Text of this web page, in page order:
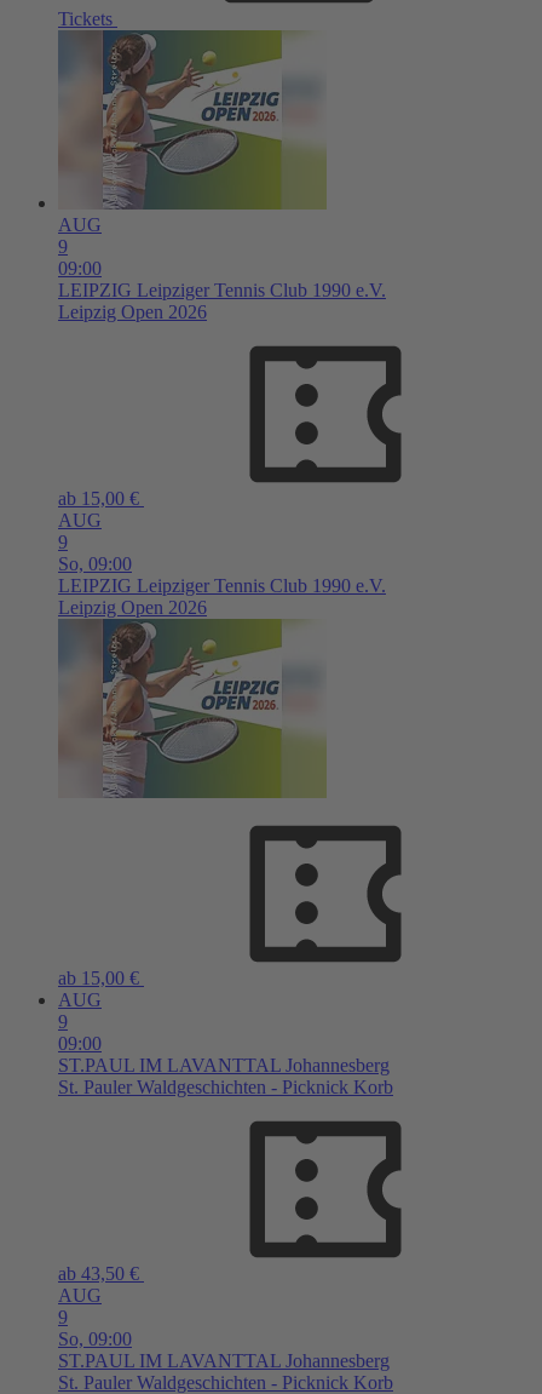
Tickets
AUG
9
09:00
LEIPZIG Leipziger Tennis Club 1990 e.V.
Leipzig Open 2026
ab 15,00 €
AUG
9
So, 09:00
LEIPZIG Leipziger Tennis Club 1990 e.V.
Leipzig Open 2026
ab 15,00 €
AUG
9
09:00
ST.PAUL IM LAVANTTAL Johannesberg
St. Pauler Waldgeschichten - Picknick Korb
ab 43,50 €
AUG
9
So, 09:00
ST.PAUL IM LAVANTTAL Johannesberg
St. Pauler Waldgeschichten - Picknick Korb